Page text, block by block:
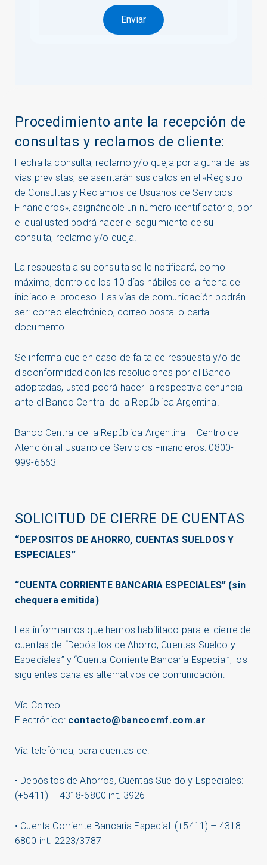
Procedimiento ante la recepción de
consultas y reclamos de cliente:
Hecha la consulta, reclamo y/o queja por alguna de las
vías previstas, se asentarán sus datos en el «Registro
de Consultas y Reclamos de Usuarios de Servicios
Financieros», asignándole un número identificatorio, por
el cual usted podrá hacer el seguimiento de su
consulta, reclamo y/o queja.
La respuesta a su consulta se le notificará, como
máximo, dentro de los 10 días hábiles de la fecha de
iniciado el proceso. Las vías de comunicación podrán
ser: correo electrónico, correo postal o carta
documento.
Se informa que en caso de falta de respuesta y/o de
disconformidad con las resoluciones por el Banco
adoptadas, usted podrá hacer la respectiva denuncia
ante el Banco Central de la República Argentina.
Banco Central de la República Argentina – Centro de
Atención al Usuario de Servicios Financieros: 0800-
999-6663
SOLICITUD DE CIERRE DE CUENTAS
“DEPOSITOS DE AHORRO, CUENTAS SUELDOS Y
ESPECIALES”
“CUENTA CORRIENTE BANCARIA ESPECIALES” (sin
chequera emitida)
Les informamos que hemos habilitado para el cierre de
cuentas de “Depósitos de Ahorro, Cuentas Sueldo y
Especiales” y “Cuenta Corriente Bancaria Especial”, los
siguientes canales alternativos de comunicación:
Vía Correo
Electrónico: contacto@bancocmf.com.ar
Vía telefónica, para cuentas de:
• Depósitos de Ahorros, Cuentas Sueldo y Especiales:
(+5411) – 4318-6800 int. 3926
• Cuenta Corriente Bancaria Especial: (+5411) – 4318-
6800 int. 2223/3787